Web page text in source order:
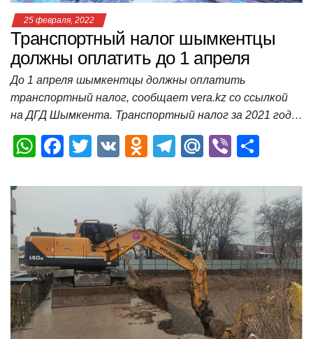
25 февраля, 2022
Транспортный налог шымкентцы
должны оплатить до 1 апреля
До 1 апреля шымкентцы должны оплатить
транспортный налог, сообщает vera.kz со ссылкой
на ДГД Шымкента. Транспортный налог за 2021 год…
W
at
A
p
p
F
c
e
b
o
o
k
T
tt
er
V
O
n
o
kl
a
ss
ni
ki
T
e
gr
a
m
M
.R
u
Vi
er п
р
а
в
и
т
ь